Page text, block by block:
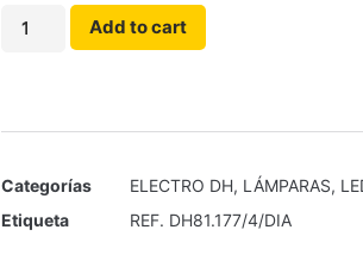
Add to cart
Categorías ELECTRO DH, LÁMPARAS,
Etiqueta
REF. DH81.177/4/DIA